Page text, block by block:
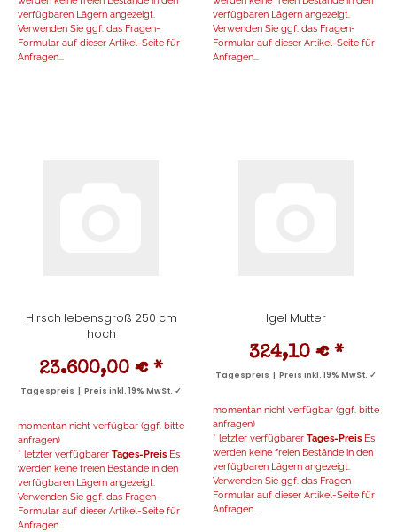
verfügbaren Lägern angezeigt.
Verwenden Sie ggf. das Fragen-
Formular auf dieser Artikel-Seite für
Anfragen...
verfügbaren Lägern angezeigt.
Verwenden Sie ggf. das Fragen-
Formular auf dieser Artikel-Seite für
Anfragen...
Hirsch lebensgroß 250 cm
hoch
23.600,00 € *
Tagespreis | Preis inkl. 19% MwSt. ✓
momentan nicht verfügbar (ggf. bitte
anfragen)
* letzter verfügbarer Tages-Preis Es
werden keine freien Bestände in den
verfügbaren Lägern angezeigt.
Verwenden Sie ggf. das Fragen-
Formular auf dieser Artikel-Seite für
Anfragen...
Igel Mutter
324,10 € *
Tagespreis | Preis inkl. 19% MwSt. ✓
momentan nicht verfügbar (ggf. bitte
anfragen)
* letzter verfügbarer Tages-Preis Es
werden keine freien Bestände in den
verfügbaren Lägern angezeigt.
Verwenden Sie ggf. das Fragen-
Formular auf dieser Artikel-Seite für
Anfragen...